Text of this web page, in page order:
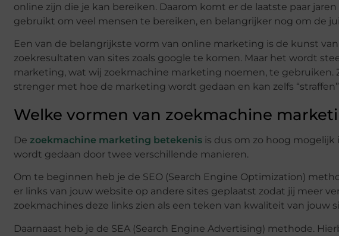
online zijn die je kan bereiken. Daarom komt er de laatste paar
gebruikt om veel mensen te bereiken, en belangrijker nog om de
Een van de belangrijkste vorm van online marketing is de kunst
zoekresultaten van sites zoals google te komen. Maar het wordt
marketing, wat wij zoekmachine marketing noemen, te gebruiken.
strenger met hoe de marketing wordt gedaan en kan zelfs
Welke vormen van zoekmachine
De zoekmachine marketing betekenis is dus om zo hoog
wordt gedaan door twee verschillende manieren.
Om te beginnen heb je de SEO (Search Engine Optimization)
er links van jouw website op andere sites geplaatst zodat jij meer
zoekmachines deze links zien als een teken van kwaliteit van jouw
Daarnaast heb je de SEA (Search Engine Advertising) methode.